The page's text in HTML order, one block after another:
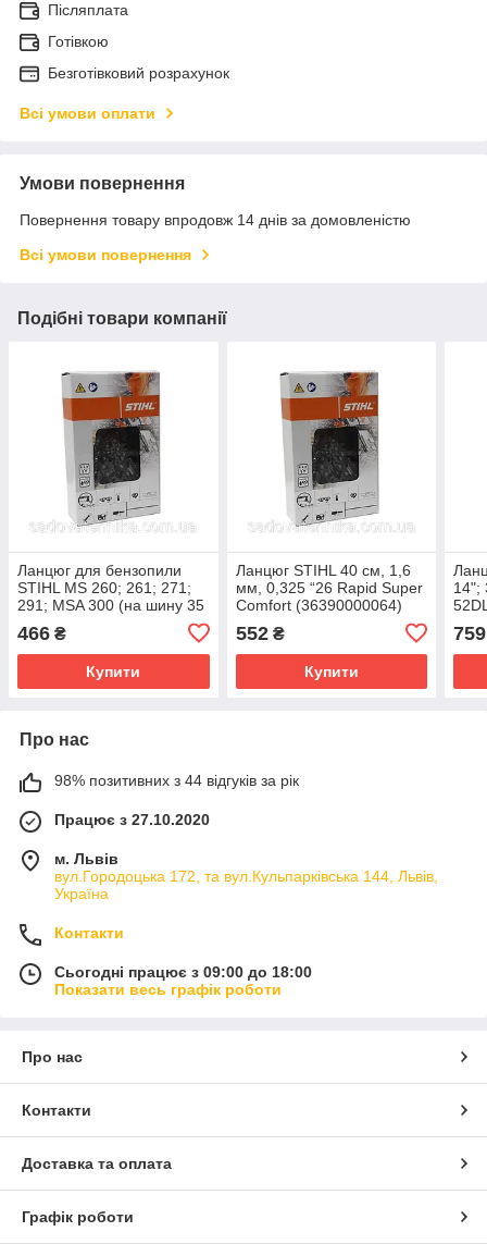
Післяплата
Готівкою
Безготівковий розрахунок
Всі умови оплати
Умови повернення
Повернення товару впродовж 14 днів за домовленістю
Всі умови повернення
Подібні товари компанії
Ланцюг для бензопили
STIHL MS 260; 261; 271;
291; MSA 300 (на шину 35
см. 0.325", 1,3 мм, 60л.)
466 ₴
Купити
Ланцюг STIHL 40 см, 1,6
мм, 0,325 “26 Rapid Super
Comfort (36390000064)
обробки твердих п
552₴
Купити
14";
759
Про нас
98% позитивних з 44 відгуків за рік
Працює з 27.10.2020
м. Львів
вул.Городоцька 172, та вул.Кульпарківська 144, Львів,
Україна
Контакти
Сьогодні працює з 09:00 до 18:00
Показати весь графік роботи
Про нас
Контакти
Доставка та оплата
Графік роботи